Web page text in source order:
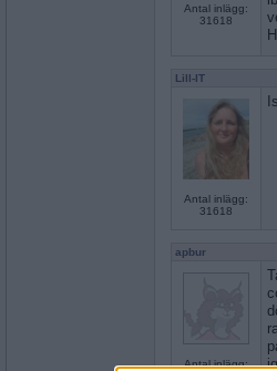
Antal inlägg:
31618
Lill-IT
Antal inlägg:
31618
apbur
Antal inlägg: